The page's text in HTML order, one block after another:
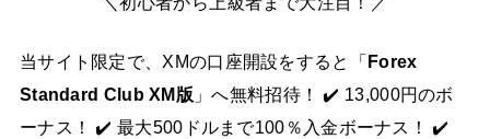
当サイト限定で、XMの口座開設をすると「 Forex
Standard Club XM版 」へ無料招待！ ✔️ 13,000円のボ
ーナス！ ✔️ 最大500ドルまで100％入金ボーナス！ ✔️